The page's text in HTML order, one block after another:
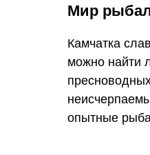
Мир
Камчатка
можно найти
опытные